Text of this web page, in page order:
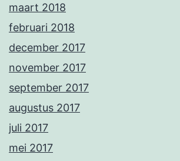
maart 2018
februari 2018
december 2017
november 2017
september 2017
augustus 2017
juli 2017
mei 2017